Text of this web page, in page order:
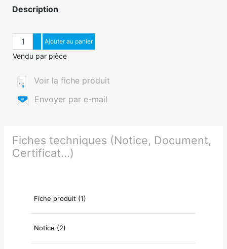
Description
QuantitéAugmenter quantité
Diminuer quantité
Ajouter au panier
Vendu par pièce
Voir la fiche produit
Envoyer par e-mail
Fiches techniques (Notice, Document,
Certificat...)
Fiche produit (1)
Notice (2)